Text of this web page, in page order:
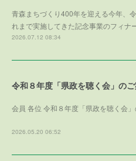
青森まちづくり400年を迎える今年、
れまで実施してきた記念事業のフィナ
2026.07.12 08:34
令和８年度「県政を聴く会」の
会員 各位 令和８年度「県政を聴く会
2026.05.20 06:52